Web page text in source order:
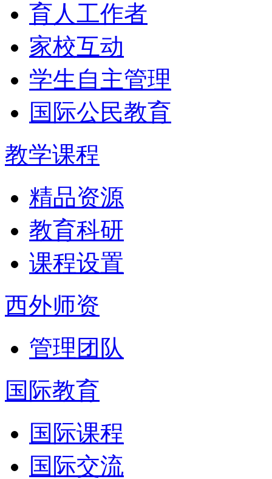
育人工作者
家校互动
学生自主管理
国际公民教育
教学课程
精品资源
教育科研
课程设置
西外师资
管理团队
国际教育
国际课程
国际交流